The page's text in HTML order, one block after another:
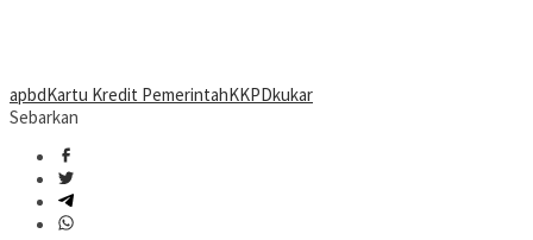
apbdKartu Kredit PemerintahKKPDkukar
Sebarkan